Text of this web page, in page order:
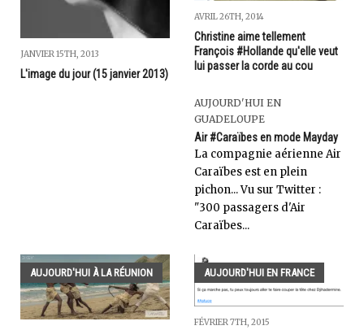
JANVIER 15TH, 2013
L'image du jour (15 janvier 2013)
AVRIL 26TH, 2014
Christine aime tellement
François #Hollande qu'elle veut
lui passer la corde au cou
AUJOURD'HUI EN
GUADELOUPE
Air #Caraïbes en mode Mayday
La compagnie aérienne Air
Caraïbes est en plein
pichon... Vu sur Twitter :
"300 passagers d'Air
Caraïbes...
AUJOURD'HUI À LA RÉUNION AUJOURD'HUI EN FRANCE
FÉVRIER 7TH, 2015